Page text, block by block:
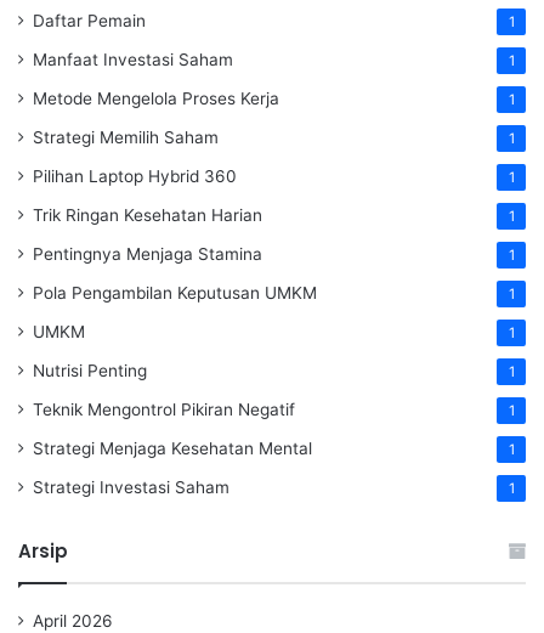
Daftar Pemain 1
Manfaat Investasi Saham 1
Metode Mengelola Proses Kerja 1
Strategi Memilih Saham 1
Pilihan Laptop Hybrid 360 1
Trik Ringan Kesehatan Harian 1
Pentingnya Menjaga Stamina 1
Pola Pengambilan Keputusan UMKM 1
UMKM 1
Nutrisi Penting 1
Teknik Mengontrol Pikiran Negatif 1
Strategi Menjaga Kesehatan Mental 1
Strategi Investasi Saham 1
Arsip
April 2026